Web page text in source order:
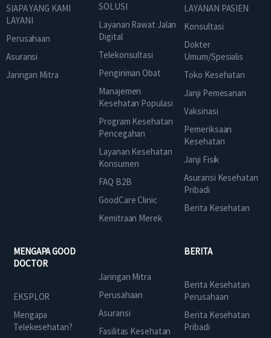
SIAPA YANG KAMI
LAYANI
Perusahaan
Asuransi
Jaringan Mitra
SOLUSI
Layanan Rawat Jalan
Digital
Telekonsultasi
Pengiriman Obat
Manajemen
Kesehatan Populasi
Program Kesehatan
Pencegahan
Layanan Kesehatan
Konsumen
FAQ B2B
GoodCare Clinic
Kemitraan Merek
LAYANAN PASIEN
Konsultasi
Dokter
Umum/Spesialis
Toko Kesehatan
Janji Pemesanan
Vaksinasi
Pemeriksaan
Kesehatan
Janji Fisik
Asuransi Kesehatan
Pribadi
Berita Kesehatan
MENGAPA GOOD
DOCTOR
EKSPLOR
Mengapa
Telekesehatan?
Jaringan Mitra
Perusahaan
Asuransi
Fasilitas Kesehatan
BERITA
Berita Kesehatan
Perusahaan
Berita Kesehatan
Pribadi